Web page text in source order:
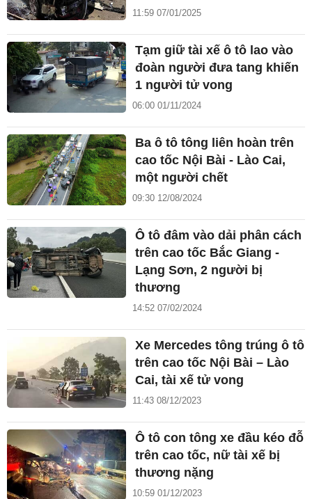
11:59 07/01/2025
Tạm giữ tài xế ô tô lao vào
đoàn người đưa tang khiến
1 người tử vong
06:00 01/11/2024
Ba ô tô tông liên hoàn trên
cao tốc Nội Bài - Lào Cai,
một người chết
09:30 12/08/2024
Ô tô đâm vào dải phân cách
trên cao tốc Bắc Giang -
Lạng Sơn, 2 người bị
thương
14:52 07/02/2024
Xe Mercedes tông trúng ô tô
trên cao tốc Nội Bài – Lào
Cai, tài xế tử vong
11:43 08/12/2023
Ô tô con tông xe đầu kéo đỗ
trên cao tốc, nữ tài xế bị
thương nặng
10:59 01/12/2023